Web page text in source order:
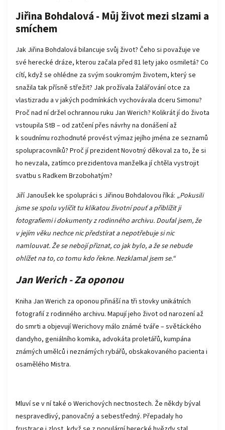
Jiřina Bohdalová - Můj život mezi slzami a
smíchem
Jak Jiřina Bohdalová bilancuje svůj život? Čeho si považuje ve
své herecké dráze, kterou začala před 81 lety jako osmiletá? Co
cítí, když se ohlédne za svým soukromým životem, který se
snažila tak přísně střežit? Jak prožívala žalářování otce za
vlastizradu a v jakých podmínkách vychovávala dceru Simonu?
Proč nad ní držel ochrannou ruku Jan Werich? Kolikrát jí do života
vstoupila StB – od zatčení přes návrhy na donášení až
k soudnímu rozhodnuté provést výmaz jejího jména ze seznamů
spolupracovníků? Proč jí prezident Novotný děkoval za to, že si
ho nevzala, zatímco prezidentova manželka jí chtěla vystrojit
svatbu s Radkem Brzobohatým?
Jiří Janoušek ke spolupráci s Jiřinou Bohdalovou říká: „Pokusili
jsme se spolu vylíčit tu klikatou životní pouť a přiblížit ji
fotografiemi i dokumenty z rodinného archivu. Doufal jsem, že
v jejím věku nechce nic předstírat a nepotřebuje si nic
namlouvat. Že se nebojí přiznat, co jak bylo, a že se nebude
ohlížet na to, co tomu kdo řekne. Nezklamal jsem se.“
Jan Werich - Za oponou
Kniha Jan Werich za oponou přináší na tři stovky unikátních
fotografií z rodinného archivu. Mapují jeho život od narození až
do smrti a objevují Werichovy málo známé tváře – světáckého
dandyho, geniálního komika, advokáta proletářů, kumpána
známých umělců i neznámých rybářů, obskakovaného pacienta i
osamělého Mistra.
Mluví se v ní také o Werichových nectnostech. Že někdy býval
nespravedlivý, panovačný a sebestředný. Přepadaly ho